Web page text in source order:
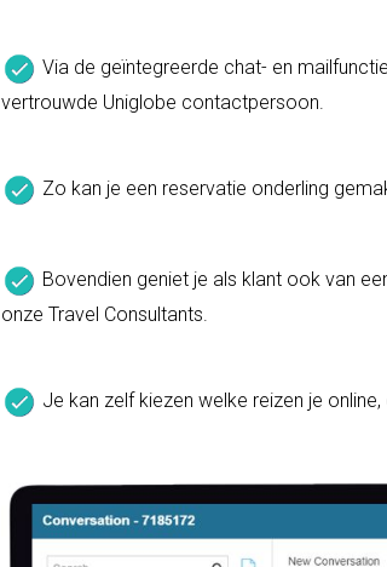
Via de geïntegreerde chat- en
vertrouwde Uniglobe contactpersoon.
Zo kan je een reservatie onderling
Bovendien geniet je als klant ook van
onze Travel Consultants.
Je kan zelf kiezen welke reizen je